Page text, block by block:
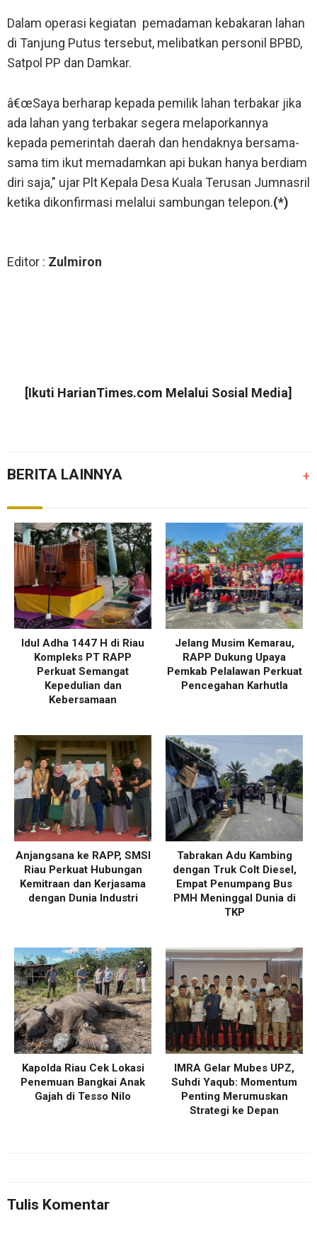
Dalam operasi kegiatan pemadaman kebakaran lahan
di Tanjung Putus tersebut, melibatkan personil BPBD,
Satpol PP dan Damkar.
â€œSaya berharap kepada pemilik lahan terbakar jika
ada lahan yang terbakar segera melaporkannya
kepada pemerintah daerah dan hendaknya bersama-
sama tim ikut memadamkan api bukan hanya berdiam
diri saja," ujar Plt Kepala Desa Kuala Terusan Jumnasril
ketika dikonfirmasi melalui sambungan telepon.(*)
Editor : Zulmiron
[Ikuti HarianTimes.com Melalui Sosial Media]
BERITA LAINNYA +
Idul Adha 1447 H di Riau
Kompleks PT RAPP
Perkuat Semangat
Kepedulian dan
Kebersamaan
Jelang Musim Kemarau,
RAPP Dukung Upaya
Pemkab Pelalawan Perkuat
Pencegahan Karhutla
Anjangsana ke RAPP, SMSI
Riau Perkuat Hubungan
Kemitraan dan Kerjasama
dengan Dunia Industri
Tabrakan Adu Kambing
dengan Truk Colt Diesel,
Empat Penumpang Bus
PMH Meninggal Dunia di
TKP
Kapolda Riau Cek Lokasi
Penemuan Bangkai Anak
Gajah di Tesso Nilo
IMRA Gelar Mubes UPZ,
Suhdi Yaqub: Momentum
Penting Merumuskan
Strategi ke Depan
Tulis Komentar